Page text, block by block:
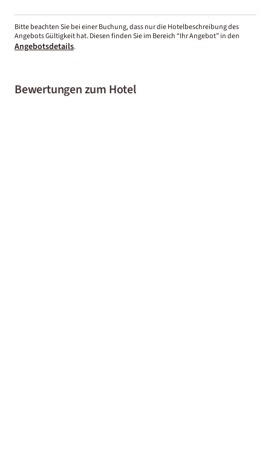
Bitte beachten Sie bei einer Buchung, dass nur die Hotelbeschreibung des
Angebots Gültigkeit hat. Diesen finden Sie im Bereich “Ihr Angebot” in den
Angebotsdetails.
Bewertungen zum Hotel